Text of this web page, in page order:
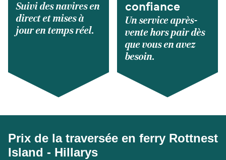
Suivi des navires en
direct et mises à
jour en temps réel.
confiance
Un service après-
vente hors pair dès
que vous en avez
besoin.
Prix de la traversée en ferry Rottnest
Island - Hillarys